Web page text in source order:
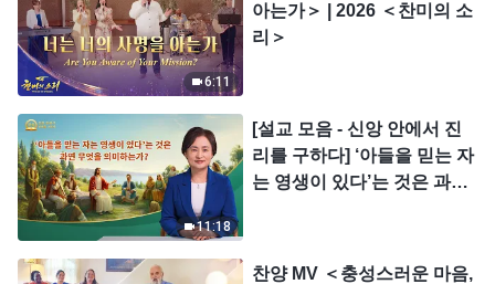
6:11
아는가＞ | 2026 ＜찬미의 소
리＞
11:18
[설교 모음 - 신앙 안에서 진
리를 구하다] ‘아들을 믿는 자
는 영생이 있다’는 것은 과연
찬양 MV ＜충성스러운 마음,